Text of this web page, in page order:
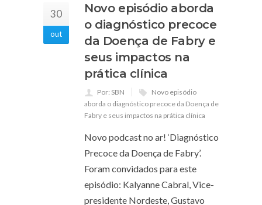
30
out
Novo episódio aborda
o diagnóstico precoce
da Doença de Fabry e
seus impactos na
prática clínica
Por: SBN
Novo episódio
aborda o diagnóstico precoce da Doença de
Fabry e seus impactos na prática clínica
Novo podcast no ar! ‘Diagnóstico
Precoce da Doença de Fabry’.
Foram convidados para este
episódio: Kalyanne Cabral, Vice-
presidente Nordeste, Gustavo